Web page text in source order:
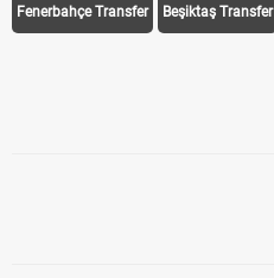
Fenerbahçe Transfer Beşiktaş Transfer